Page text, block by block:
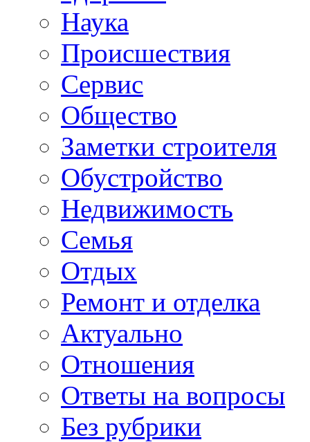
Наука
Происшествия
Сервис
Общество
Заметки строителя
Обустройство
Недвижимость
Семья
Отдых
Ремонт и отделка
Актуально
Отношения
Ответы на вопросы
Без рубрики